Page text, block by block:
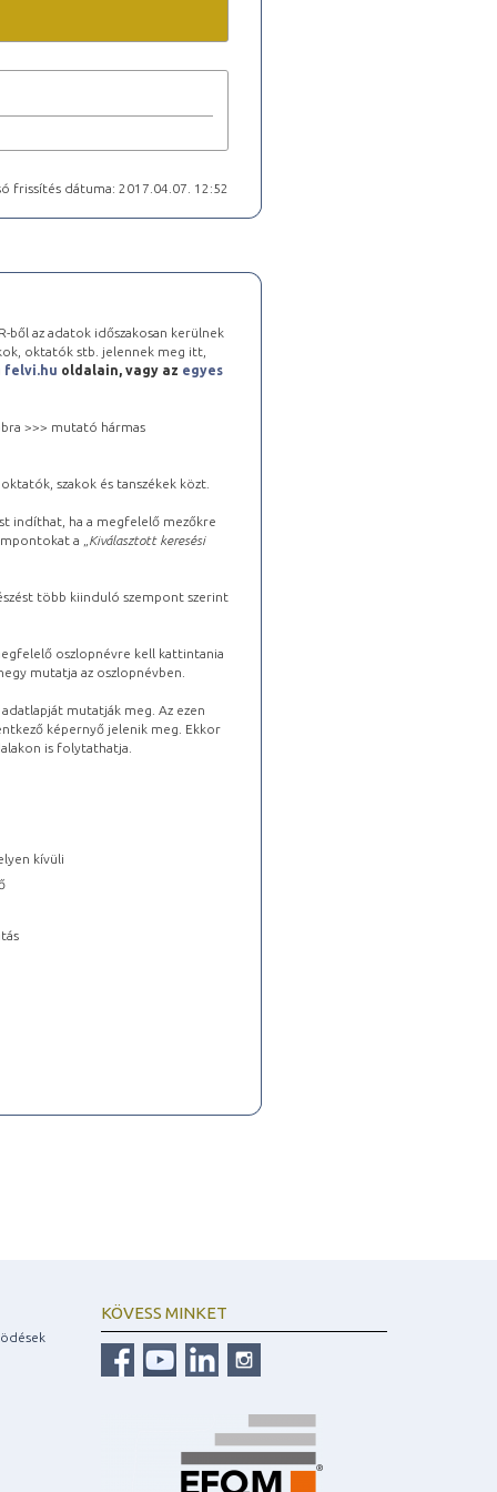
frissítés dátuma: 2017.04.07. 12:52
ből az adatok időszakosan kerülnek
oktatók stb. jelennek meg itt,
felvi.hu oldalain, vagy az egyes
>>> mutató hármas
szakok és tanszékek közt.
indíthat, ha a megfelelő mezőkre
a „ Kiválasztott keresési
több kiinduló szempont szerint
oszlopnévre kell kattintania
mutatja az oszlopnévben.
mutatják meg. Az ezen
képernyő jelenik meg. Ekkor
is folytathatja.
kívüli
KÖVESS MINKET